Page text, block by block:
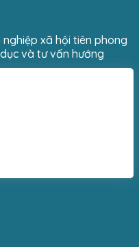
xã hội tiên phong
và tư vấn hướng